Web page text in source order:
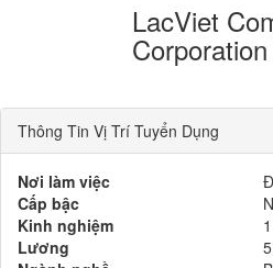
LacViet
Corporation
Thông Tin Vị Trí Tuyển Dụng
Nơi làm việc
Cấp bậc
Kinh nghiệm
Lương